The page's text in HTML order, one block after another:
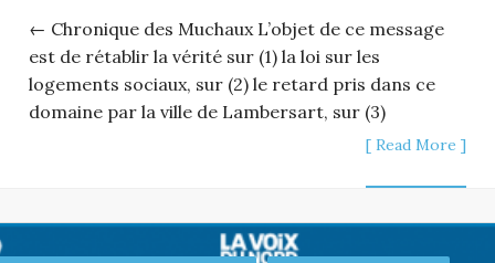
← Chronique des Muchaux L’objet de ce message
est de rétablir la vérité sur (1) la loi sur les
logements sociaux, sur (2) le retard pris dans ce
domaine par la ville de Lambersart, sur (3)
[ Read More ]